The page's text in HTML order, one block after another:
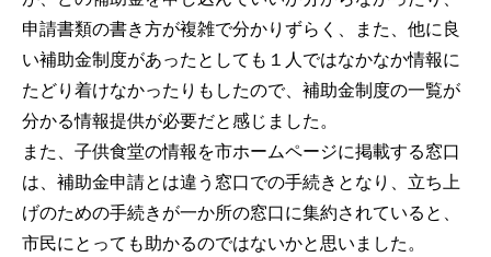
申請書類の書き方が複雑で分かりずらく、また、他に良
い補助金制度があったとしても１人ではなかなか情報に
たどり着けなかったりもしたので、補助金制度の一覧が
分かる情報提供が必要だと感じました。
また、子供食堂の情報を市ホームページに掲載する窓口
は、補助金申請とは違う窓口での手続きとなり、立ち上
げのための手続きが一か所の窓口に集約されていると、
市民にとっても助かるのではないかと思いました。